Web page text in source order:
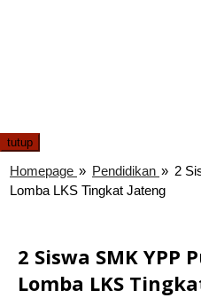
tutup
Homepage » Pendidikan » 2
Lomba LKS Tingkat Jateng
2 Siswa SMK YPP
Lomba LKS